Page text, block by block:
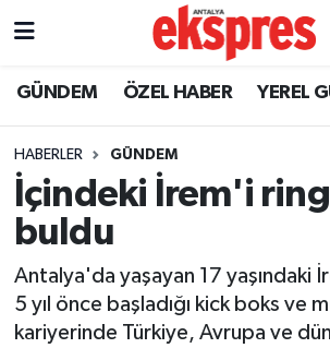
GÜNDEM ÖZEL HABER YEREL
HABERLER GÜNDEM
İçindeki İrem'i
buldu
Antalya'da yaşayan 17 yaşındaki
5 yıl önce başladığı kick boks ve
kariyerinde Türkiye, Avrupa ve
ÖZEL HABER
YEREL GÜNDEM
EKONOMİ
KÜLTÜR - SANAT
Nöbetçi Eczaneler
Trafik Durumu
Süper Lig Puan Durumu ve
Tüm Manşetler